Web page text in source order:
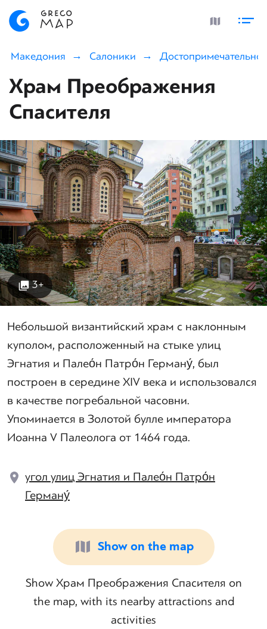
Македония Салоники
Храм Преображения
Спасителя
3+
Небольшой византийский храм с наклонным
куполом, расположенный на стыке улиц
Эгнатия и Палео́н Патро́н Герману́, был
построен в середине XIV века и использовался
в качестве погребальной часовни.
Упоминается в Золотой булле императора
Иоанна V Палеолога от 1464 года.
угол улиц Эгнатия и Палео́н Патро́н
Герману́
Show on the map
Show Храм Преображения Спасителя on
the map, with its nearby attractions and
activities